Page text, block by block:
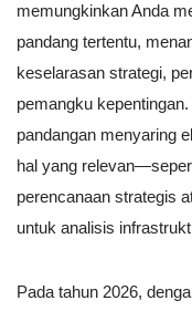
memungkinkan Anda
pandang tertentu,
keselarasan strategi,
pemangku
pandangan menyaring
hal yang
perencanaan strategis
untuk analisis
Pada tahun 2026,